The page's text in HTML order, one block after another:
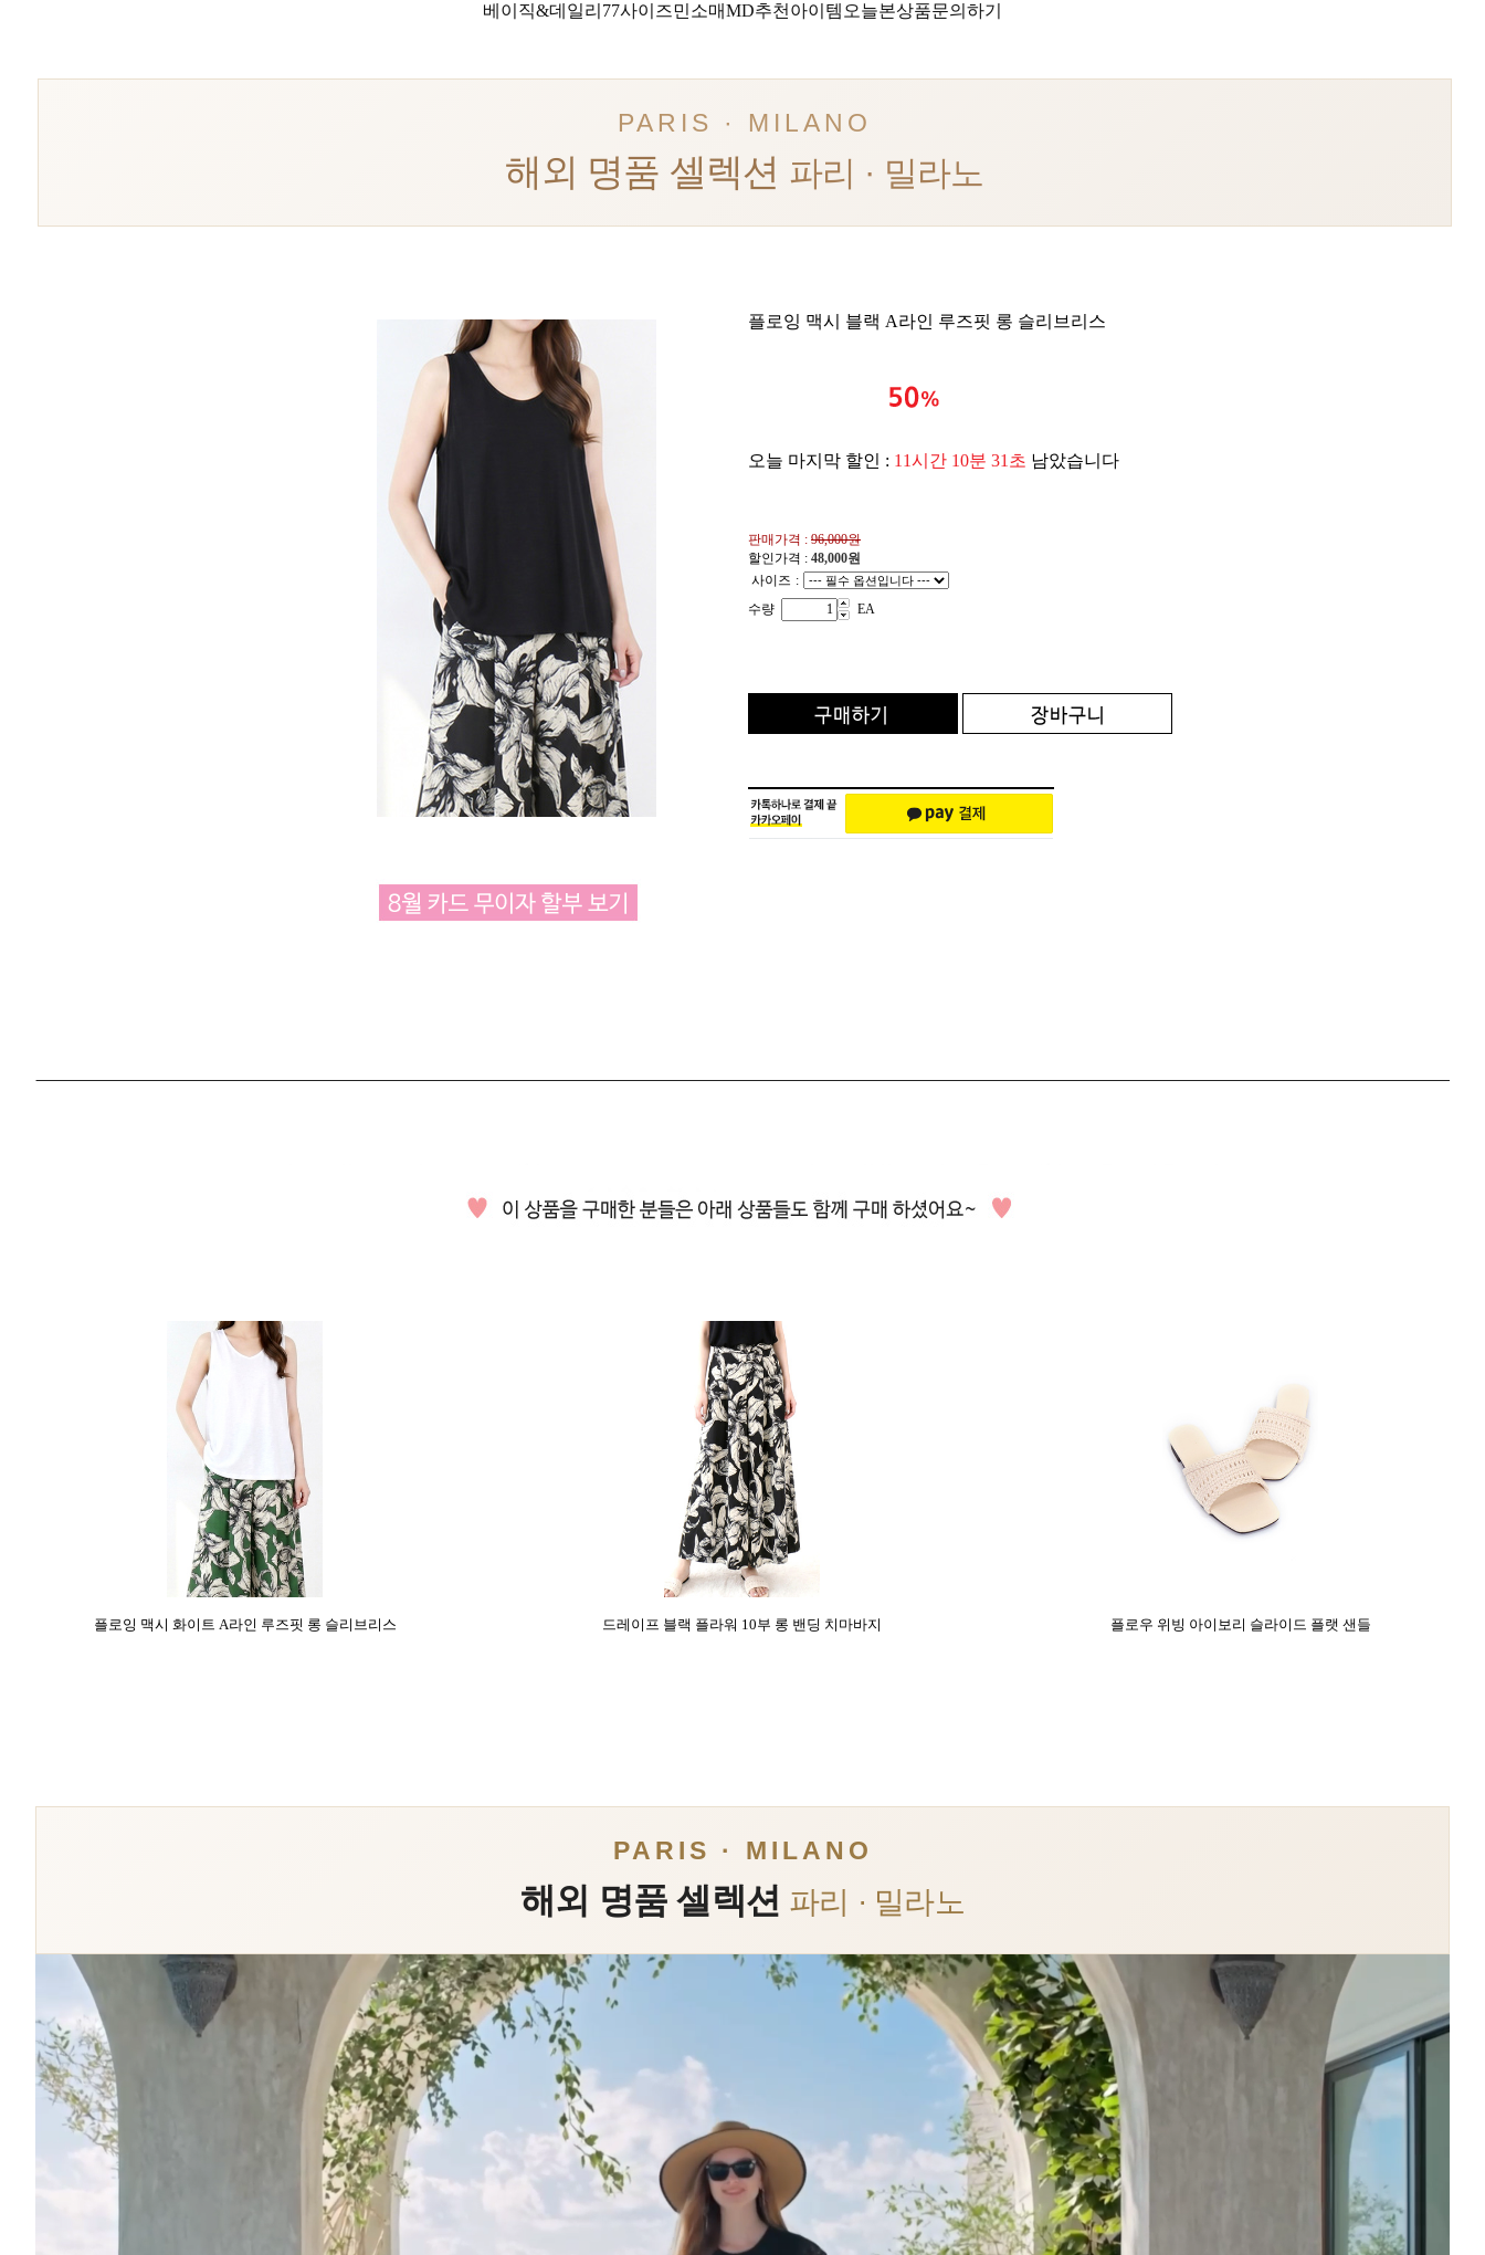
베이직&데일리 77사이즈민소매MD추천아이템 오늘본상품문의하기
PARIS · MILANO
해외 명품 셀렉션 파리 · 밀라노
플로잉 맥시 블랙 A라인 루즈핏 롱 슬리브리스
오늘 마지막 할인 : 11시간 10분 29초 남았습니다
판매가격 : 96,000원
할인가격 : 48,000원
사이즈 :
수량
EA
플로잉 맥시 화이트 A라인 루즈핏 롱 슬리브리스 드레이프 블랙 플라워 10부 롱 밴딩 치마바지 플로우 위빙 아이보리 슬라이드 플랫 샌들
PARIS · MILANO
해외 명품 셀렉션 파리 · 밀라노